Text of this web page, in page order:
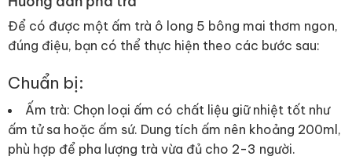
Để có được một ấm trà ô long 5 bông mai thơm ngon,
đúng điệu, bạn có thể thực hiện theo các bước sau:
Chuẩn bị:
Ấm trà: Chọn loại ấm có chất liệu giữ nhiệt tốt như
ấm tử sa hoặc ấm sứ. Dung tích ấm nên khoảng 200ml,
phù hợp để pha lượng trà vừa đủ cho 2-3 người.